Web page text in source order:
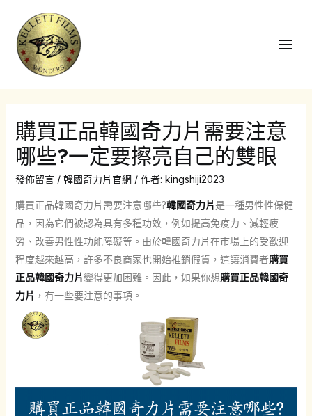
購買正品韓國奇力片需要注意
哪些?一定要擦亮自己的雙眼
發佈留言 / 韓國奇力片官網/ 作者: kingshiji2023
購買正品韓國奇力片需要注意哪些?韓國奇力片是一種男性性保健
品，因為它們被認為具有多種功效，例如提高免疫力、減輕疲
勞、改善男性性功能障礙等。由於韓國奇力片在市場上的受歡迎
程度越來越高，許多不良商家也開始推銷假貨，這讓消費者購買
正品韓國奇力片變得更加困難。因此，如果你想購買正品韓國奇
力片 ，有一些要注意的事項。